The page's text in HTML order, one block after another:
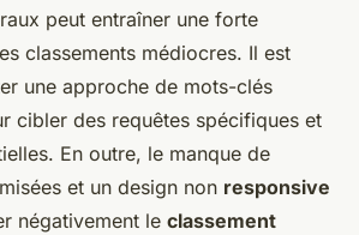
peut entraîner une forte
classements médiocres. Il est
une approche de mots-clés
cibler des requêtes spécifiques et
En outre, le manque de
et un design non responsive
négativement le classement